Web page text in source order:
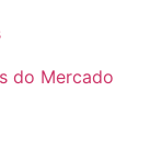
do Mercado